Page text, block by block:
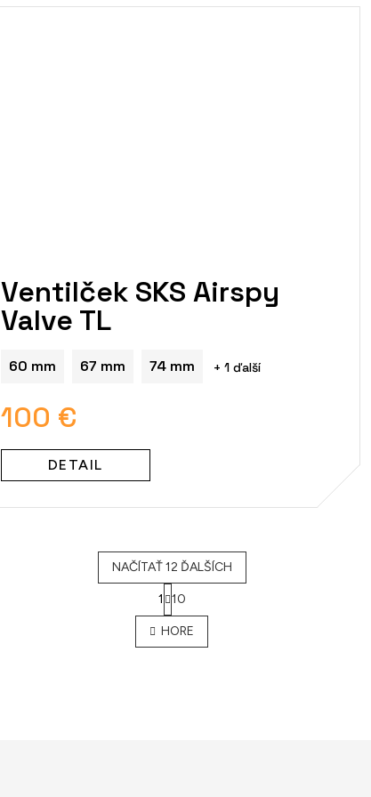
Ventilček SKS Airspy
Valve TL
60 mm 67 mm 74 mm + 1 ďalší
100 €
DETAIL
O
v
l
NAČÍTAŤ 12 ĎALŠÍCH
1 10
HORE